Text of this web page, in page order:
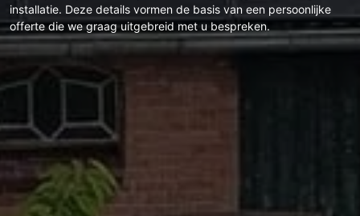
installatie. Deze details vormen de basis van een persoonlijke
offerte die we graag uitgebreid met u bespreken.